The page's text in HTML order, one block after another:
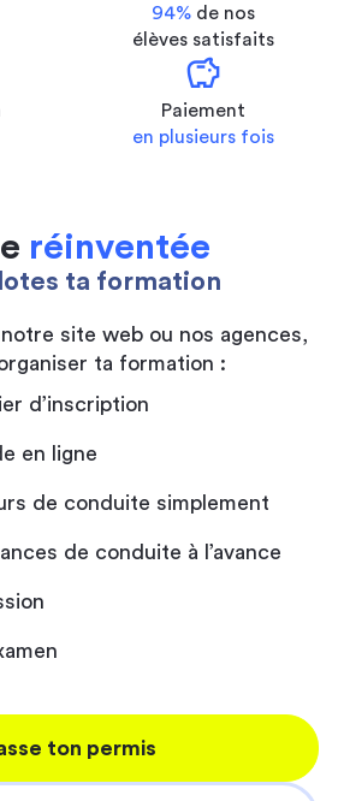
94% de nos
élèves satisfaits
savings
Paiement
en plusieurs fois
réinventée
ta formation
notre site web ou nos agences,
ta formation :
d’inscription
en ligne
de conduite simplement
de conduite à l’avance
ton permis